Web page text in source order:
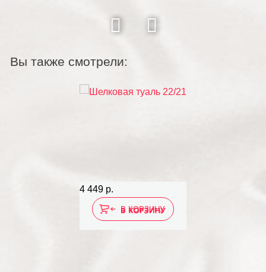
Вы также смотрели:
4 449 р.
В КОРЗИНУ